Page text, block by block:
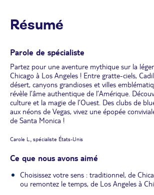
Résumé
Parole de spécialiste
Partez pour une aventure mythique sur la
Chicago à Los Angeles ! Entre gratte-ciels,
désert, canyons grandioses et villes
révèle l’âme authentique de l’Amérique.
culture et la magie de l’Ouest. Des clubs de
aux néons de Vegas, vivez une épopée
de Santa Monica !
Carole L., spécialiste États-Unis
Ce que nous avons aimé
Choisissez votre sens : traditionnel, de
ou remontez le temps, de Los Angeles à